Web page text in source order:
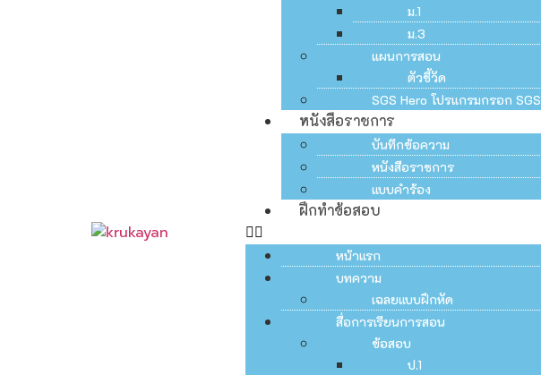
ม.1
ม.3
แผนการสอน
ตัวชี้วัด
SGS Hero โปรแกรมกรอก SGS
หนังสือราชการ
บันทึกข้อความ
หนังสือราชการ
แบบคำร้อง
ฝึกทำข้อสอบ
หน้าแรก
บทความ
เฉลยแบบฝึกหัด
สื่อการเรียนการสอน
ข้อสอบ
ป.1